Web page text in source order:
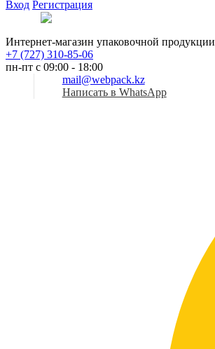
Вход Регистрация
Интернет-магазин упаковочной продукции
+7 (727) 310-85-06
пн-пт с 09:00 - 18:00
mail@webpack.kz
Написать в WhatsApp